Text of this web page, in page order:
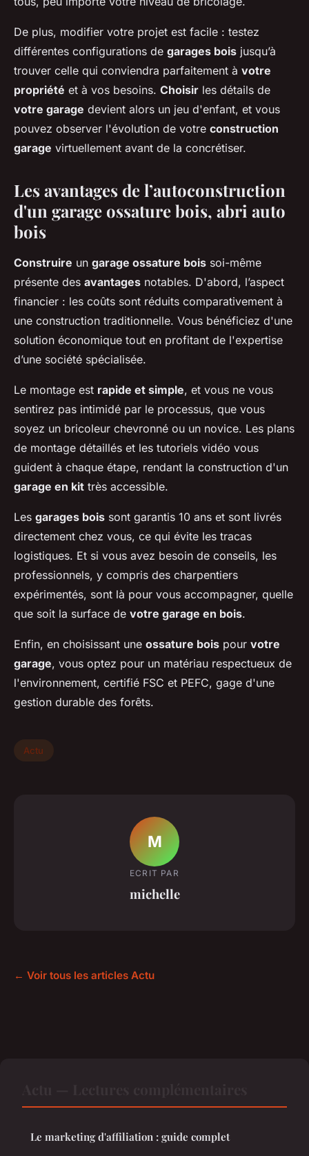
De plus, modifier votre projet est facile : testez
différentes configurations de garages bois jusqu’à
trouver celle qui conviendra parfaitement à votre
propriété et à vos besoins. Choisir les détails de
votre garage devient alors un jeu d'enfant, et vous
pouvez observer l'évolution de votre construction
garage virtuellement avant de la concrétiser.
Les avantages de l’autoconstruction
d'un garage ossature bois, abri auto
bois
Construire un garage ossature bois soi-même
présente des avantages notables. D'abord, l’aspect
financier : les coûts sont réduits comparativement à
une construction traditionnelle. Vous bénéficiez d'une
solution économique tout en profitant de l'expertise
d’une société spécialisée.
Le montage est rapide et simple, et vous ne vous
sentirez pas intimidé par le processus, que vous
soyez un bricoleur chevronné ou un novice. Les plans
de montage détaillés et les tutoriels vidéo vous
guident à chaque étape, rendant la construction d'un
garage en kit très accessible.
Les garages bois sont garantis 10 ans et sont livrés
directement chez vous, ce qui évite les tracas
logistiques. Et si vous avez besoin de conseils, les
professionnels, y compris des charpentiers
expérimentés, sont là pour vous accompagner, quelle
que soit la surface de votre garage en bois.
Enfin, en choisissant une ossature bois pour votre
garage, vous optez pour un matériau respectueux de
l'environnement, certifié FSC et PEFC, gage d'une
gestion durable des forêts.
Actu
M
ECRIT PAR
michelle
← Voir tous les articles Actu
Le marketing d'affiliation : guide complet